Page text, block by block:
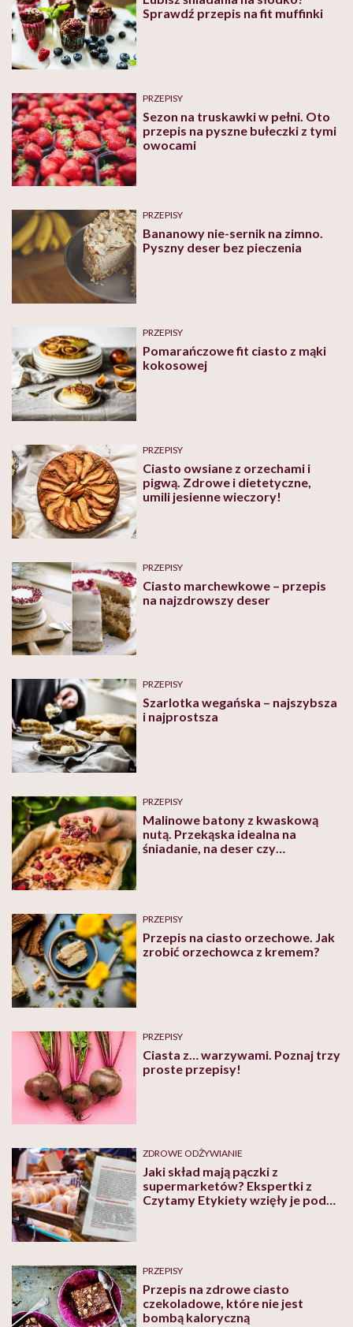
Sprawdź przepis na fit muffinki
PRZEPISY
Sezon na truskawki w pełni. Oto
przepis na pyszne bułeczki z tymi
owocami
PRZEPISY
Bananowy nie-sernik na zimno.
Pyszny deser bez pieczenia
PRZEPISY
Pomarańczowe fit ciasto z mąki
kokosowej
PRZEPISY
Ciasto owsiane z orzechami i
pigwą. Zdrowe i dietetyczne,
umili jesienne wieczory!
PRZEPISY
Ciasto marchewkowe – przepis
na najzdrowszy deser
PRZEPISY
Szarlotka wegańska – najszybsza
i najprostsza
PRZEPISY
Malinowe batony z kwaskową
nutą. Przekąska idealna na
śniadanie, na deser czy
PRZEPISY
Przepis na ciasto orzechowe. Jak
zrobić orzechowca z kremem?
PRZEPISY
Ciasta z… warzywami. Poznaj trzy
proste przepisy!
ZDROWE ODŻYWIANIE
Jaki skład mają pączki z
supermarketów? Ekspertki z
Czytamy Etykiety wzięły je pod
PRZEPISY
Przepis na zdrowe ciasto
czekoladowe, które nie jest
bombą kaloryczną